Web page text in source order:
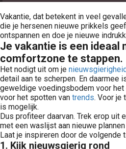
Vakantie, dat betekent in veel
die je hersenen nieuwe prikkels
ontspannen en doe je nieuwe
Je vakantie is een ideaal
comfortzone te stappen.
Het nodigt uit om je
detail aan te scherpen. En daarmee
geweldige voedingsbodem voor het
voor het spotten van trends. Voor je
is mogelijk.
Dus profiteer daarvan. Trek erop uit
met een waslijst aan nieuwe
Laat je inspireren door de volgende
1. Kijk nieuwsgierig rond